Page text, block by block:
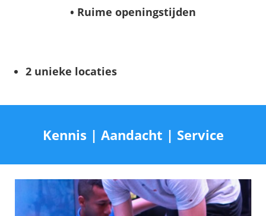
• Ruime openingstijden
2 unieke locaties
Kennis | Aandacht | Service